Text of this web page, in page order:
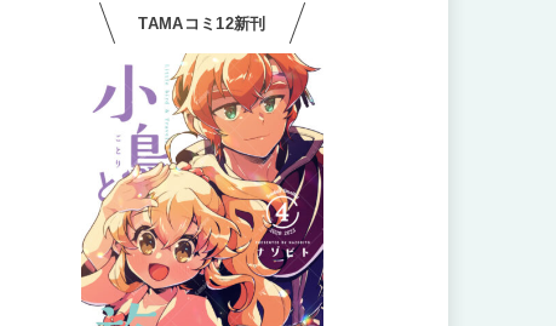
TAMAコミ12新刊